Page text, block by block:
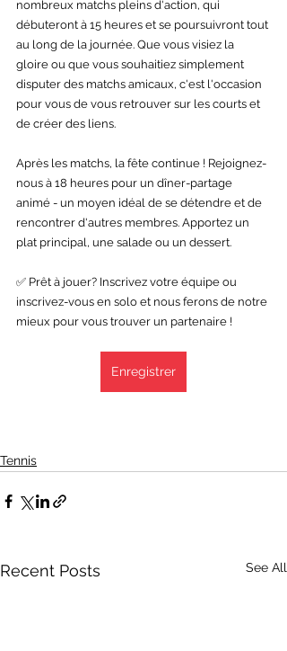
nombreux matchs pleins d'action, qui
débuteront à 15 heures et se poursuivront tout
au long de la journée. Que vous visiez la
gloire ou que vous souhaitiez simplement
disputer des matchs amicaux, c'est l'occasion
pour vous de vous retrouver sur les courts et
de créer des liens.
Après les matchs, la fête continue ! Rejoignez-
nous à 18 heures pour un dîner-partage
animé - un moyen idéal de se détendre et de
rencontrer d'autres membres. Apportez un
plat principal, une salade ou un dessert.
✅ Prêt à jouer? Inscrivez votre équipe ou
inscrivez-vous en solo et nous ferons de notre
mieux pour vous trouver un partenaire !
Enregistrer
Tennis
Recent Posts See All